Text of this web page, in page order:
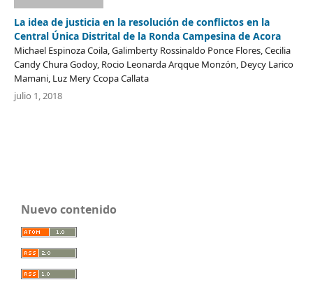
La idea de justicia en la resolución de conflictos en la
Central Única Distrital de la Ronda Campesina de Acora
Michael Espinoza Coila, Galimberty Rossinaldo Ponce Flores, Cecilia
Candy Chura Godoy, Rocio Leonarda Arqque Monzón, Deycy Larico
Mamani, Luz Mery Ccopa Callata
julio 1, 2018
Nuevo contenido